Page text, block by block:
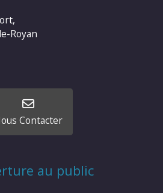
Royan
Contacter
au public